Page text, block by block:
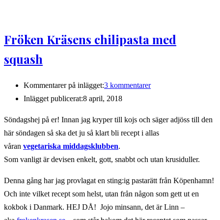
Fröken Kräsens chilipasta med
squash
Kommentarer på inlägget:3 kommentarer
Inlägget publicerat:8 april, 2018
Söndagshej på er! Innan jag kryper till kojs och säger adjöss till den
här söndagen så ska det ju så klart bli recept i allas
våran vegetariska middagsklubben.
Som vanligt är devisen enkelt, gott, snabbt och utan krusiduller.
Denna gång har jag provlagat en sting:ig pastarätt från Köpenhamn!
Och inte vilket recept som helst, utan från någon som gett ut en
kokbok i Danmark. HEJ DÅ! Jojo minsann, det är Linn –